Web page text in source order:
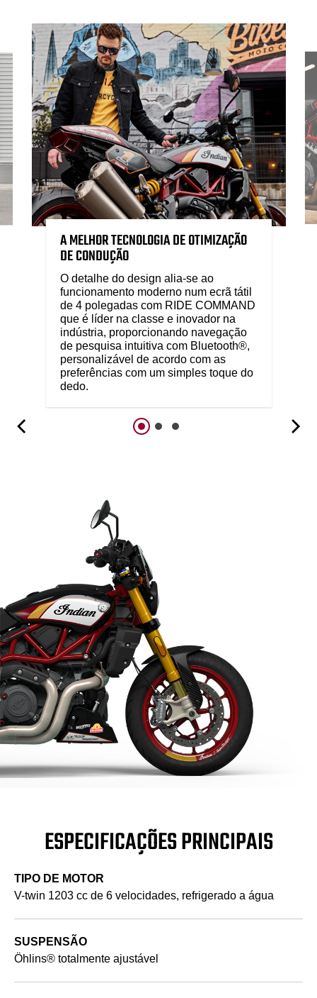
A MELHOR TECNOLOGIA DE OTIMIZAÇÃO
DE CONDUÇÃO
O detalhe do design alia-se ao
funcionamento moderno num ecrã tátil
de 4 polegadas com RIDE COMMAND
que é líder na classe e inovador na
indústria, proporcionando navegação
de pesquisa intuitiva com Bluetooth®,
personalizável de acordo com as
preferências com um simples toque do
dedo.
ESPECIFICAÇÕES PRINCIPAIS
TIPO DE MOTOR
V-twin 1203 cc de 6 velocidades, refrigerado a água
SUSPENSÃO
Öhlins® totalmente ajustável